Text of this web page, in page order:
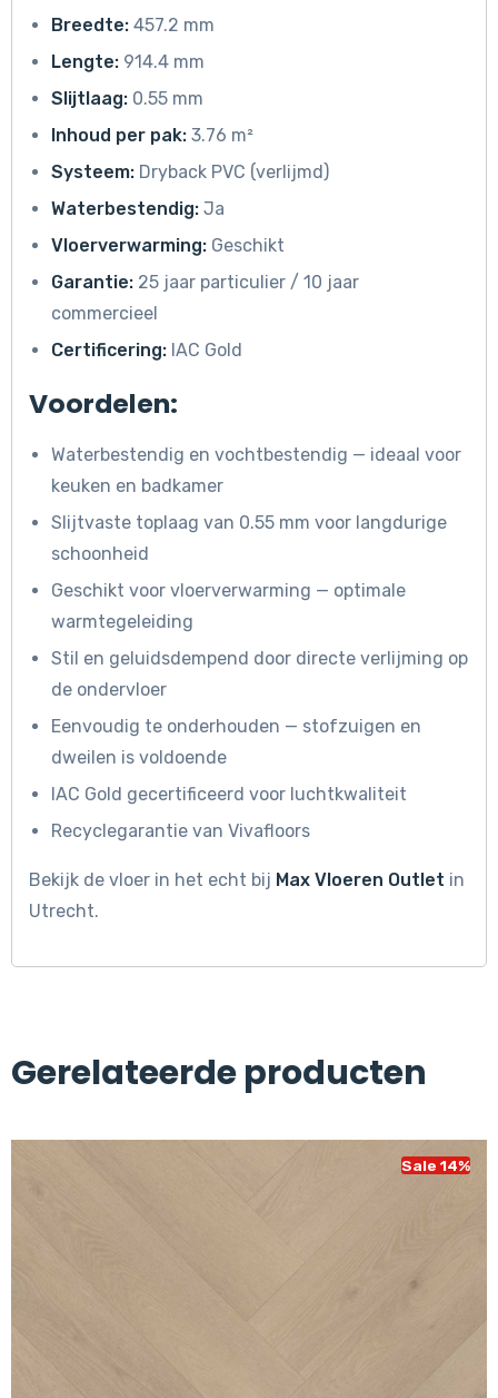
Breedte: 457.2 mm
Lengte: 914.4 mm
Slijtlaag: 0.55 mm
Inhoud per pak: 3.76 m²
Systeem: Dryback PVC (verlijmd)
Waterbestendig: Ja
Vloerverwarming: Geschikt
Garantie: 25 jaar particulier / 10 jaar
commercieel
Certificering: IAC Gold
Voordelen:
Waterbestendig en vochtbestendig — ideaal voor
keuken en badkamer
Slijtvaste toplaag van 0.55 mm voor langdurige
schoonheid
Geschikt voor vloerverwarming — optimale
warmtegeleiding
Stil en geluidsdempend door directe verlijming op
de ondervloer
Eenvoudig te onderhouden — stofzuigen en
dweilen is voldoende
IAC Gold gecertificeerd voor luchtkwaliteit
Recyclegarantie van Vivafloors
Bekijk de vloer in het echt bij Max Vloeren Outlet in
Utrecht.
Gerelateerde producten
Sale 14%